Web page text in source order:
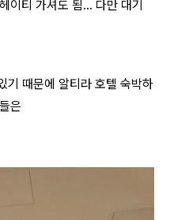
이티 가셔도 됨... 다만 대기
기 때문에 알티라 호텔 숙박하
은